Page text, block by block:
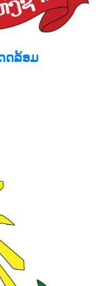
ດລ້ອມ